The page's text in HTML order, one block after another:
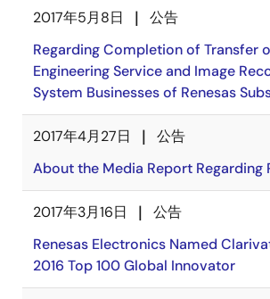
2017年5月8日
公告
Regarding Completion of Transfer
Engineering Service and Image
System Businesses of Renesas
2017年4月27日
公告
About the Media Report Regarding
2017年3月16日
公告
Renesas Electronics Named
2016 Top 100 Global Innovator